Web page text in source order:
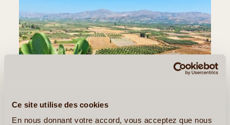
Ce site utilise des cookies
En nous donnant votre accord, vous acceptez que nous
Berceau de la civilisation minoenne, la plaine de la Messara